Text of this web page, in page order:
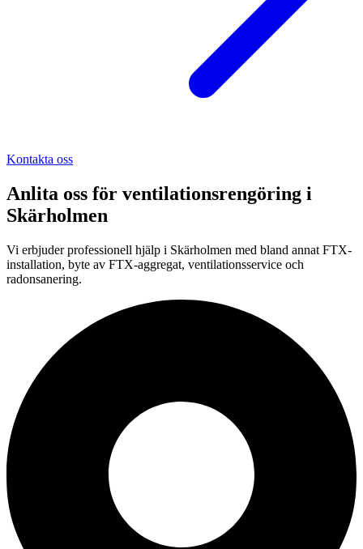
Kontakta oss
Anlita oss för ventilationsrengöring i
Skärholmen
Vi erbjuder professionell hjälp i Skärholmen med bland annat FTX-
installation, byte av FTX-aggregat, ventilationsservice och
radonsanering.